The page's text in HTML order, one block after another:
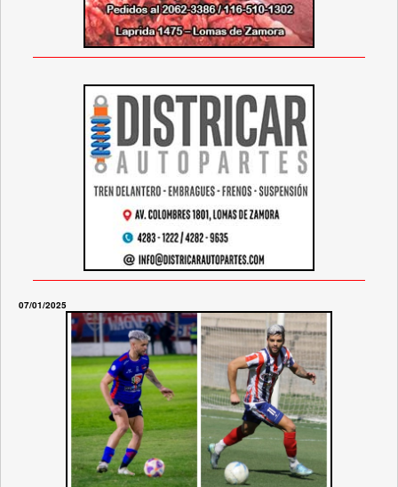
07/01/2025